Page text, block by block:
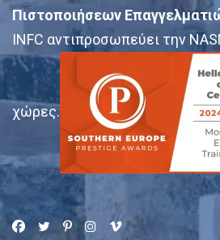
Πιστοποιήσεων
INFC αντιπροσωπεύει την
χώρες.